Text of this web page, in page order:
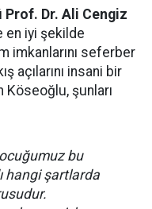
Prof. Dr. Ali Cengiz
en iyi şekilde
imkanlarını seferber
açılarını insani bir
Köseoğlu, şunları
bu
hangi şartlarda